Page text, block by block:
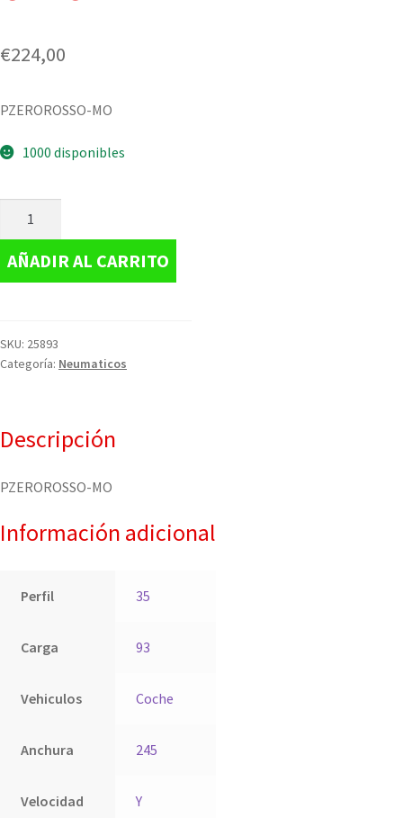
€224,00
PZEROROSSO-MO
1000 disponibles
AÑADIR AL CARRITO
SKU: 25893
Categoría: Neumaticos
Descripción
PZEROROSSO-MO
Información adicional
Perfil 35
Carga 93
Vehiculos Coche
Anchura 245
Velocidad Y